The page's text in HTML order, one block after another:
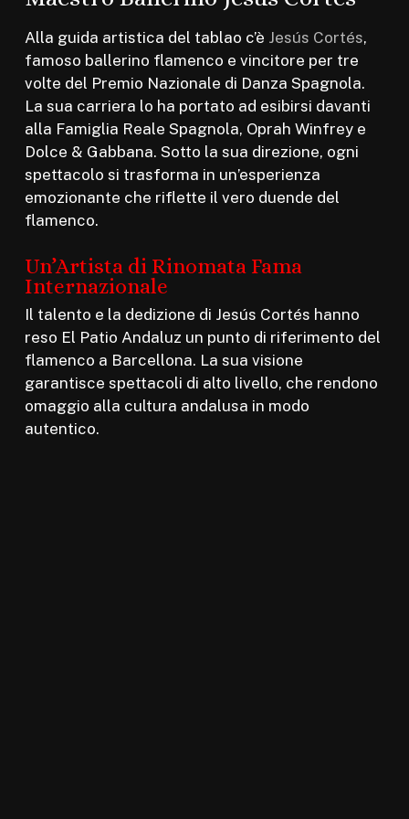
Alla guida artistica del tablao c’è Jesús Cortés,
famoso ballerino flamenco e vincitore per tre
volte del Premio Nazionale di Danza Spagnola.
La sua carriera lo ha portato ad esibirsi davanti
alla Famiglia Reale Spagnola, Oprah Winfrey e
Dolce & Gabbana. Sotto la sua direzione, ogni
spettacolo si trasforma in un’esperienza
emozionante che riflette il vero duende del
flamenco.
Un’Artista di Rinomata Fama
Internazionale
Il talento e la dedizione di Jesús Cortés hanno
reso El Patio Andaluz un punto di riferimento del
flamenco a Barcellona. La sua visione
garantisce spettacoli di alto livello, che rendono
omaggio alla cultura andalusa in modo
autentico.